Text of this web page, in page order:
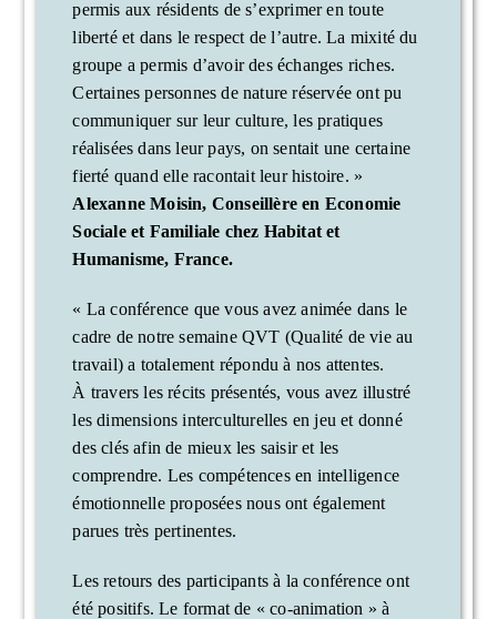
permis aux résidents de s’exprimer en toute
liberté et dans le respect de l’autre. La mixité du
groupe a permis d’avoir des échanges riches.
Certaines personnes de nature réservée ont pu
communiquer sur leur culture, les pratiques
réalisées dans leur pays, on sentait une certaine
fierté quand elle racontait leur histoire. »
Alexanne Moisin, Conseillère en Economie
Sociale et Familiale chez Habitat et
Humanisme, France.
« La conférence que vous avez animée dans le
cadre de notre semaine QVT (Qualité de vie au
travail) a totalement répondu à nos attentes.
À travers les récits présentés, vous avez illustré
les dimensions interculturelles en jeu et donné
des clés afin de mieux les saisir et les
comprendre. Les compétences en intelligence
émotionnelle proposées nous ont également
parues très pertinentes.
Les retours des participants à la conférence ont
été positifs. Le format de « co-animation » à